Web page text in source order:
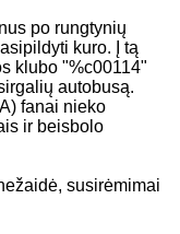
po rungtynių
kuro. Į tą
klubo "%c00114"
autobusą.
fanai nieko
ir beisbolo
susirėmimai